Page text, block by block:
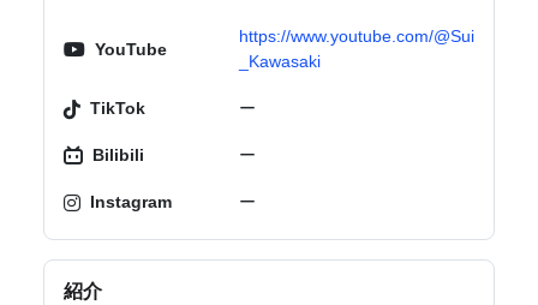
YouTube
https://www.youtube.com/@Sui
_Kawasaki
TikTok ー
Bilibili ー
Instagram ー
紹介